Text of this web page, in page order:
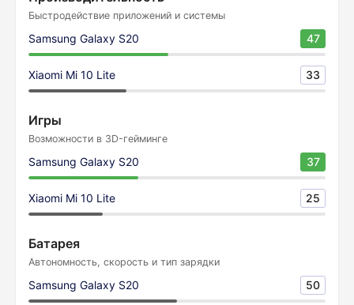
Быстродействие приложений и системы
Samsung Galaxy S20 47
Xiaomi Mi 10 Lite 33
Игры
Возможности в 3D-гейминге
Samsung Galaxy S20 37
Xiaomi Mi 10 Lite 25
Батарея
Автономность, скорость и тип зарядки
Samsung Galaxy S20 50